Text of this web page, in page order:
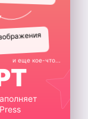
и еще кое-что...